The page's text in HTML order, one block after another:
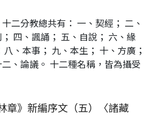
十二分教總共有： 一、契經； 二、
四、諷誦； 五、自說； 六、緣
、本事； 九、本生； 十、方廣；
、論議。 十二種名稱，皆為攝受
章》新編序文（五）〈諸藏